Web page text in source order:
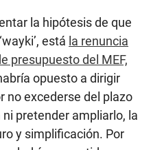
la hipótesis de que
está la renuncia
presupuesto del MEF,
opuesto a dirigir
no excederse del plazo
pretender ampliarlo, la
y simplificación. Por